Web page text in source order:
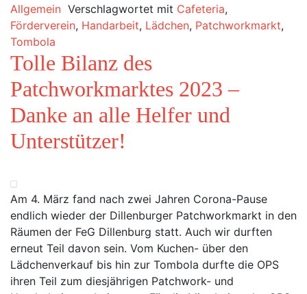
Allgemein Verschlagwortet mit Cafeteria,
Förderverein, Handarbeit, Lädchen, Patchworkmarkt,
Tombola
Tolle Bilanz des
Patchworkmarktes 2023 –
Danke an alle Helfer und
Unterstützer!
Am 4. März fand nach zwei Jahren Corona-Pause
endlich wieder der Dillenburger Patchworkmarkt in den
Räumen der FeG Dillenburg statt. Auch wir durften
erneut Teil davon sein. Vom Kuchen- über den
Lädchenverkauf bis hin zur Tombola durfte die OPS
ihren Teil zum diesjährigen Patchwork- und